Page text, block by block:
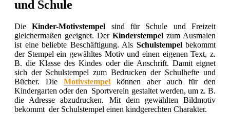
und Schule
DieKinder-Motivstempel sind für Schule und Freizeit
gleichermaßen geeignet. Der Kinderstempel zum Ausmalen
ist eine beliebte Beschäftigung. Als Schulstempelbekommt
der Stempel ein gewähltes Motiv und einen eigenen Text, z.
B. die Klasse des Kindes oder die Anschrift. Damit eignet
sich der Schulstempel zum Bedrucken der Schulhefte und
Bücher. Die Motivstempel können aber auch für den
Kindergarten oder den Sportverein gestaltet werden, um z. B.
die Adresse abzudrucken. Mit dem gewählten Bildmotiv
bekommt der Schulstempel einen kindgerechten Charakter.